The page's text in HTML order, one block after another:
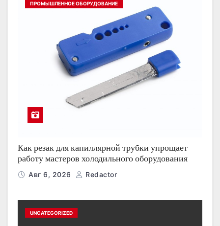
ПРОМЫШЛЕННОЕ ОБОРУДОВАНИЕ
Как резак для капиллярной трубки упрощает
работу мастеров холодильного оборудования
Авг 6, 2026 Redactor
UNCATEGORIZED